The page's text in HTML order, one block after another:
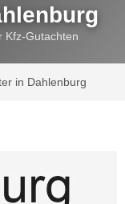
Kfz-Gutachten
in Dahlenburg